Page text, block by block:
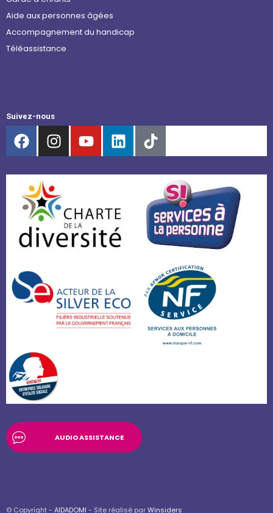
Aide aux personnes âgées
Accompagnement du handicap
Téléassistance
Suivez-nous
AUDIO ASSISTANCE
© Copyright - AIDADOMI - Site réalisé parWinsiders